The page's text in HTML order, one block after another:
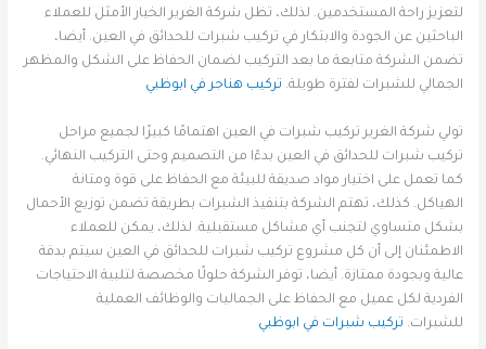
لتعزيز راحة المستخدمين. لذلك، تظل شركة الغرير الخيار الأمثل للعملاء
الباحثين عن الجودة والابتكار في تركيب شبرات للحدائق في العين. أيضا،
تضمن الشركة متابعة ما بعد التركيب لضمان الحفاظ على الشكل والمظهر
الجمالي للشبرات لفترة طويلة. تركيب هناجر في ابوظبي
تولي شركة الغرير تركيب شبرات في العين اهتمامًا كبيرًا لجميع مراحل
تركيب شبرات للحدائق في العين بدءًا من التصميم وحتى التركيب النهائي.
كما تعمل على اختيار مواد صديقة للبيئة مع الحفاظ على قوة ومتانة
الهياكل. كذلك، تهتم الشركة بتنفيذ الشبرات بطريقة تضمن توزيع الأحمال
بشكل متساوي لتجنب أي مشاكل مستقبلية. لذلك، يمكن للعملاء
الاطمئنان إلى أن كل مشروع تركيب شبرات للحدائق في العين سيتم بدقة
عالية وبجودة ممتازة. أيضا، توفر الشركة حلولًا مخصصة لتلبية الاحتياجات
الفردية لكل عميل مع الحفاظ على الجماليات والوظائف العملية
للشبرات. تركيب شبرات في ابوظبي